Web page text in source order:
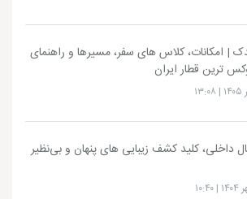
| امکانات، کلاس های سفر، مسیرها و راهنمای
ترین قطار ایران
داخلی، کلید کشف زیبایی های پنهان و بی‌نظیر